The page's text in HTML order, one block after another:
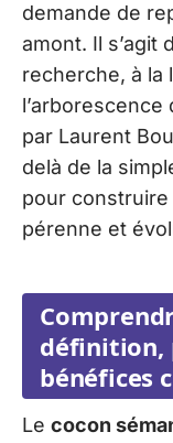
demande de
amont. Il s’agit
recherche, à la
par Laurent
delà de la
pour construire
pérenne et
définition,
bénéfices
Le cocon